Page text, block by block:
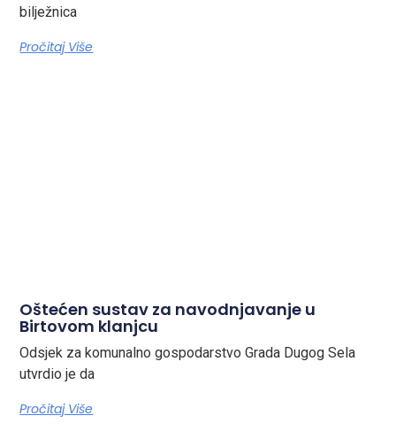
bilježnica
Pročitaj Više
Oštećen sustav za navodnjavanje u
Birtovom klanjcu
Odsjek za komunalno gospodarstvo Grada Dugog Sela
utvrdio je da
Pročitaj Više